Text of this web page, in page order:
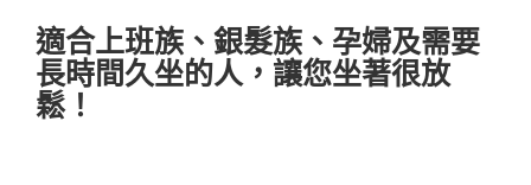
適合上班族、銀髮族、孕婦及需要
長時間久坐的人，讓您坐著很放
鬆！